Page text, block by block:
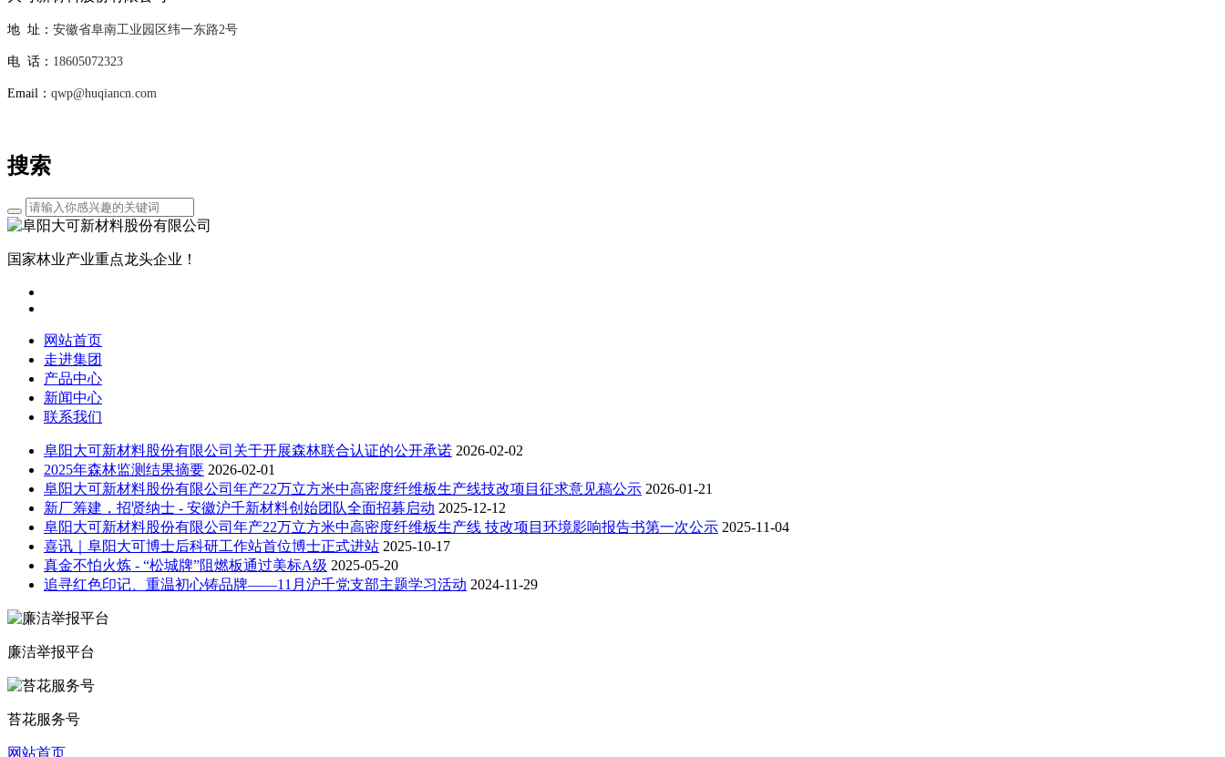
地 址： 安徽省阜南工业园区纬一东路2号
电 话： 18605072323
Email： qwp@huqiancn.com
搜索
国家林业产业重点龙头企业！
网站首页
走进集团
产品中心
新闻中心
联系我们
阜阳大可新材料股份有限公司关于开展森林联合认证的公开承诺 2026-02-02
2025年森林监测结果摘要 2026-02-01
阜阳大可新材料股份有限公司年产22万立方米中高密度纤维板生产线技改项目征求意见稿公示 2026-01-21
新厂筹建，招贤纳士 - 安徽沪千新材料创始团队全面招募启动 2025-12-12
阜阳大可新材料股份有限公司年产22万立方米中高密度纤维板生产线 技改项目环境影响报告书第一次公示 2025-11-04
喜讯｜阜阳大可博士后科研工作站首位博士正式进站 2025-10-17
真金不怕火炼 - “松城牌”阻燃板通过美标A级 2025-05-20
追寻红色印记、重温初心铸品牌——11月沪千党支部主题学习活动 2024-11-29
廉洁举报平台
苔花服务号
网站首页